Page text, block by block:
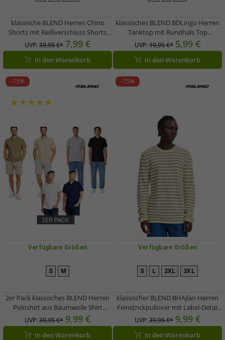
klassische BLEND Herren Chino
Shorts mit Reißverschluss Shorts
20716711 Schwarz oder Beige
UVP:39,95 €* 7,99 €
In den Warenkorb
klassisches BLEND BDLingo Herren
Tanktop mit Rundhals Top
20714921ME Weiß, Blau, Violett oder
Türkis
UVP:19,95 €* 5,99 €
In den Warenkorb
-75%
Verfügbare Größen
S M
2er Pack klassisches BLEND Herren
Poloshirt aus Baumwolle Shirt
20718074 Weiß/Blau, Beige/Braun
oder Grau/Schwarz
UVP:39,95 €* 9,99 €
In den Warenkorb
-75%
Verfügbare Größen
S L 2XL 3XL
klassischer BLEND BHAjlan Herren
Feinstrickpullover mit Label-Detail
Strickpullover 20717703-190515
Grün
UVP:39,95 €* 9,99 €
In den Warenkorb